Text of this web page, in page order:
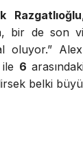
Razgatlıoğlu
bir de son
oluyor.”
ile 6
belki